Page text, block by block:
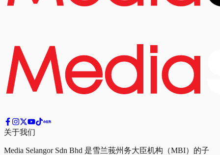
关于我们
Media Selangor Sdn Bhd 是雪兰莪州务大臣机构（MBI）的子